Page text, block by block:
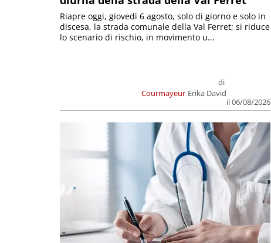
Courmayeur
di
Erika David
il 06/08/2026
Riapre oggi, giovedì 6 agosto, solo di giorno e solo in
discesa, la strada comunale della Val Ferret; si riduce
lo scenario di rischio, in movimento u...